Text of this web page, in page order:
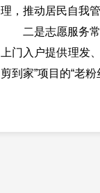
理，推动居民自我
二是志愿服务常态
上门入户提供理发
剪到家”项目的“老